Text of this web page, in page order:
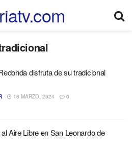
disfruta de su tradicional
18 MARZO, 2024 0
Aire Libre en San Leonardo de